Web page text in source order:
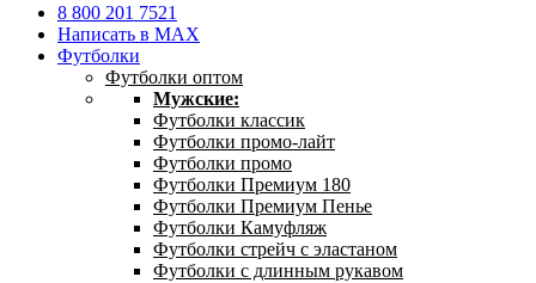
8 800 201 7521
Написать в MAX
Футболки
Футболки оптом
Мужские:
Футболки классик
Футболки промо-лайт
Футболки промо
Футболки Премиум 180
Футболки Премиум Пенье
Футболки Камуфляж
Футболки стрейч с эластаном
Футболки с длинным рукавом